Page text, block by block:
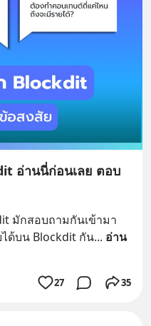
อ่านนี่ก่อนเลย ตอบ
มักสอบถามกันเข้ามา
ได้บน Blockdit กัน... อ่าน
27 35